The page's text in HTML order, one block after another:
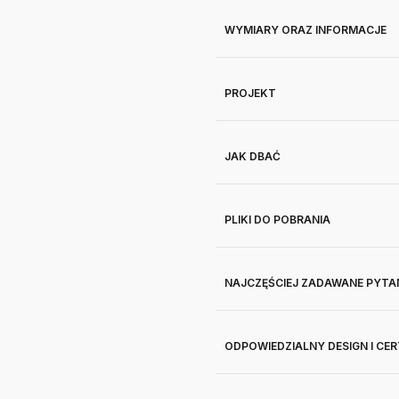
WYMIARY ORAZ INFORMACJE
PROJEKT
JAK DBAĆ
PLIKI DO POBRANIA
NAJCZĘŚCIEJ ZADAWANE
ODPOWIEDZIALNY DESIGN I